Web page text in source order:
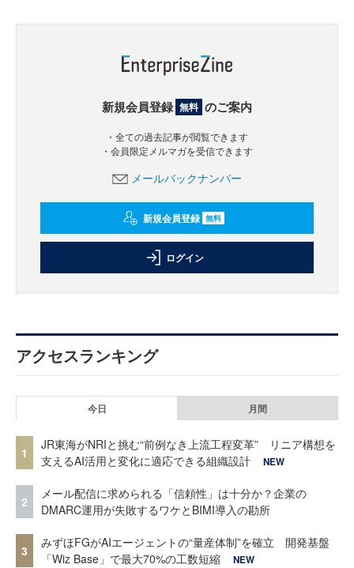
新規会員登録 無料 のご案内
・全ての過去記事が閲覧できます
・会員限定メルマガを受信できます
メールバックナンバー
新規会員登録 無料
ログイン
アクセスランキング
今日 月間
1
JR東海がNRIと挑む“前例なき上流工程変革” リニア構想を
支えるAI活用と変化に適応できる組織設計
NEW
2
メール配信に求められる「信頼性」は十分か？企業の
DMARC運用が失敗するワケとBIMI導入の勘所
3
みずほFGがAIエージェントの“量産体制”を確立 開発基盤
「Wiz Base」で最大70%の工数短縮
NEW